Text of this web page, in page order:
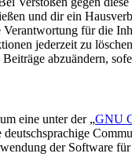
und dir ein
für die
jederzeit zu
abzuändern,
eine unter der „GNU
der Software